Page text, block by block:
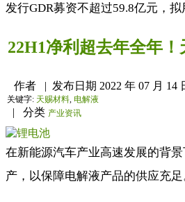
发行GDR募资不超过59.8亿元，
22H1净利超去年全年
作者 | 发布日期 2022 年 07 月 14
关键字: 天赐材料, 电解液
| 分类 产业资讯
在新能源汽车产业高速发展的背
产，以保障电解液产品的供应充